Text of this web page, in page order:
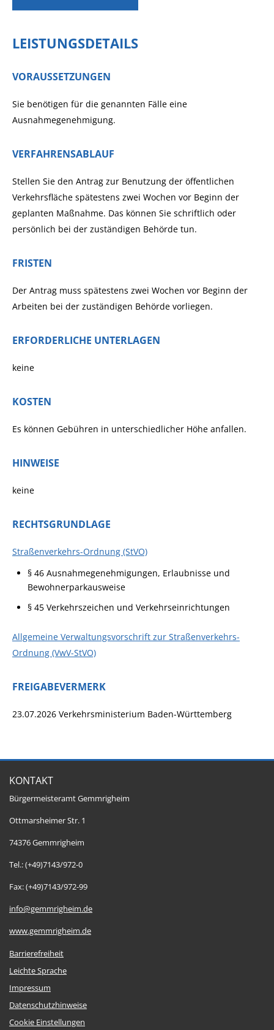
LEISTUNGSDETAILS
VORAUSSETZUNGEN
Sie benötigen für die genannten Fälle eine
Ausnahmegenehmigung.
VERFAHRENSABLAUF
Stellen Sie den Antrag zur Benutzung der öffentlichen
Verkehrsfläche spätestens zwei Wochen vor Beginn der
geplanten Maßnahme. Das können Sie schriftlich oder
persönlich bei der zuständigen Behörde tun.
FRISTEN
Der Antrag muss spätestens zwei Wochen vor Beginn der
Arbeiten bei der zuständigen Behörde vorliegen.
ERFORDERLICHE UNTERLAGEN
keine
KOSTEN
Es können Gebühren in unterschiedlicher Höhe anfallen.
HINWEISE
keine
RECHTSGRUNDLAGE
Straßenverkehrs-Ordnung (StVO)
§ 46 Ausnahmegenehmigungen, Erlaubnisse und
Bewohnerparkausweise
§ 45 Verkehrszeichen und Verkehrseinrichtungen
Allgemeine Verwaltungsvorschrift zur Straßenverkehrs-
Ordnung (VwV-StVO)
FREIGABEVERMERK
23.07.2026 Verkehrsministerium Baden-Württemberg
KONTAKT
Bürgermeisteramt Gemmrigheim
Ottmarsheimer Str. 1
74376 Gemmrigheim
Tel.: (+49)7143/972-0
Fax: (+49)7143/972-99
info@gemmrigheim.de
www.gemmrigheim.de
Barrierefreiheit
Leichte Sprache
Impressum
Datenschutzhinweise
Cookie Einstellungen